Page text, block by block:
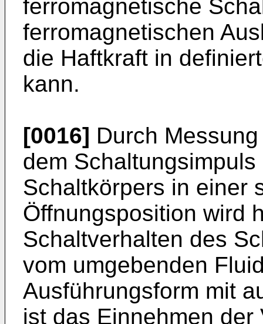
ferromagnetische
ferromagnetischen
die Haftkraft in
kann.
[0016] Durch
dem
Schaltkörpers in einer
Öffnungsposition wird
Schaltverhalten des
vom umgebenden
Ausführungsform mit
ist das Einnehmen